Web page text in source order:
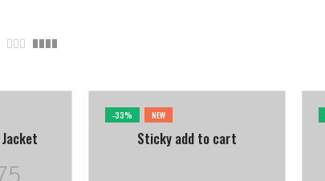
-33% NEW
Sticky add to cart